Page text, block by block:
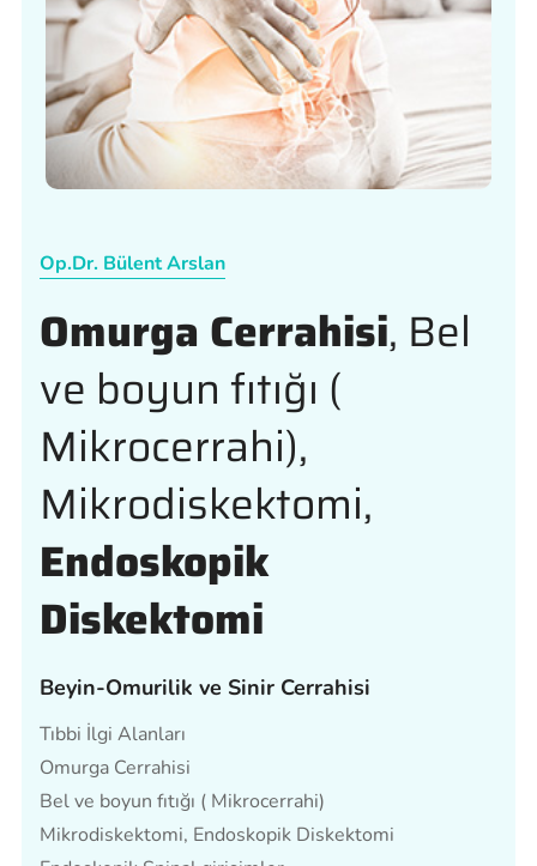
Op.Dr. Bülent Arslan
Omurga Cerrahisi, Bel
ve boyun fıtığı (
Mikrocerrahi),
Mikrodiskektomi,
Endoskopik
Diskektomi
Beyin-Omurilik ve Sinir Cerrahisi
Tıbbi İlgi Alanları
Omurga Cerrahisi
Bel ve boyun fıtığı ( Mikrocerrahi)
Mikrodiskektomi, Endoskopik Diskektomi